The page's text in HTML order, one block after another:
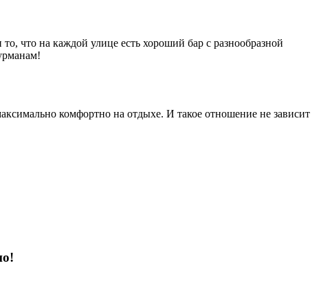
что на каждой улице есть хороший бар с разнообразной
комфортно на отдыхе. И такое отношение не зависит